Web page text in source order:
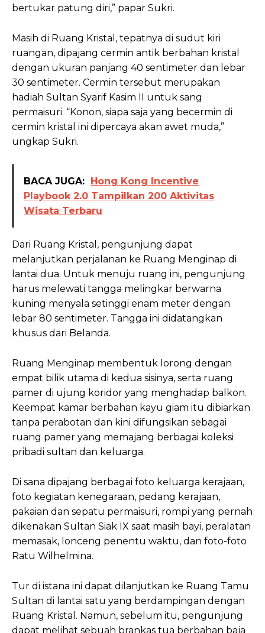
bertukar patung diri,” papar Sukri.
Masih di Ruang Kristal, tepatnya di sudut kiri
ruangan, dipajang cermin antik berbahan kristal
dengan ukuran panjang 40 sentimeter dan lebar
30 sentimeter. Cermin tersebut merupakan
hadiah Sultan Syarif Kasim II untuk sang
permaisuri. “Konon, siapa saja yang becermin di
cermin kristal ini dipercaya akan awet muda,”
ungkap Sukri.
BACA JUGA:
Hong Kong Incentive
Playbook 2.0 Tampilkan 200 Aktivitas
Wisata Terbaru
Dari Ruang Kristal, pengunjung dapat
melanjutkan perjalanan ke Ruang Menginap di
lantai dua. Untuk menuju ruang ini, pengunjung
harus melewati tangga melingkar berwarna
kuning menyala setinggi enam meter dengan
lebar 80 sentimeter. Tangga ini didatangkan
khusus dari Belanda.
Ruang Menginap membentuk lorong dengan
empat bilik utama di kedua sisinya, serta ruang
pamer di ujung koridor yang menghadap balkon.
Keempat kamar berbahan kayu giam itu dibiarkan
tanpa perabotan dan kini difungsikan sebagai
ruang pamer yang memajang berbagai koleksi
pribadi sultan dan keluarga.
Di sana dipajang berbagai foto keluarga kerajaan,
foto kegiatan kenegaraan, pedang kerajaan,
pakaian dan sepatu permaisuri, rompi yang pernah
dikenakan Sultan Siak IX saat masih bayi, peralatan
memasak, lonceng penentu waktu, dan foto-foto
Ratu Wilhelmina.
Tur di istana ini dapat dilanjutkan ke Ruang Tamu
Sultan di lantai satu yang berdampingan dengan
Ruang Kristal. Namun, sebelum itu, pengunjung
dapat melihat sebuah brankas tua berbahan baja